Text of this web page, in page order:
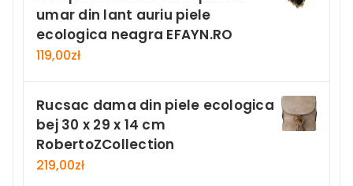
umar din lant auriu piele
ecologica neagra EFAYN.RO
119,00zł
Rucsac dama din piele ecologica
bej 30 x 29 x 14 cm
RobertoZCollection
219,00zł